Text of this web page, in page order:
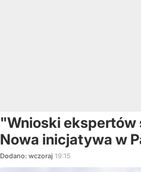
"Wnioski ekspertów
Nowa inicjatywa w
Dodano: wczoraj 19:15